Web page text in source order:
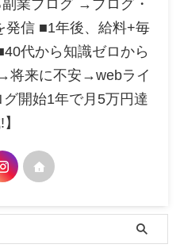
業ブログ →ブログ・
発信 ■1年後、給料+毎
代から知識ゼロから
将来に不安→webライ
開始1年で月5万円達